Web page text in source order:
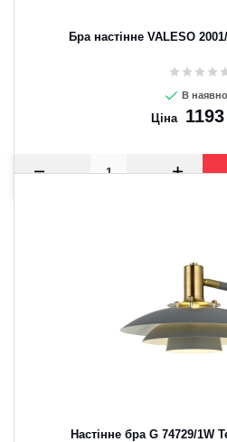
Бра настінне VALESO
В
Ціна 1193
Настінне бра G 74729/1W